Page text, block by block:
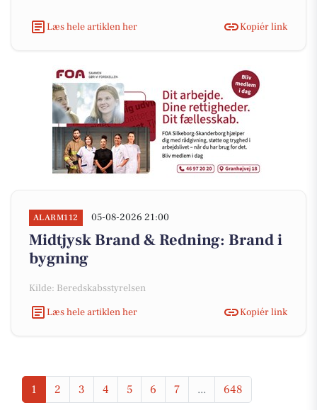
Læs hele artiklen her Kopiér link
ALARM112 05-08-2026 21:00
Midtjysk Brand & Redning: Brand i
bygning
Kilde: Beredskabsstyrelsen
Læs hele artiklen her
Kopiér link
1 2 3 4 5 6 7 ... 648